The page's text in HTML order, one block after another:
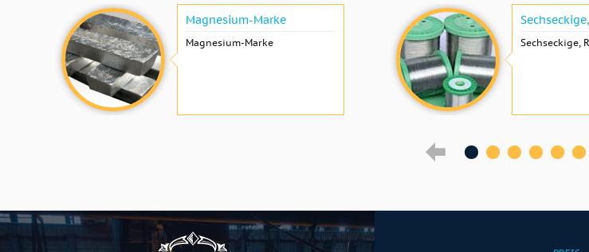
Magnesium-Marke
Magnesium-Marke Sechseckige,